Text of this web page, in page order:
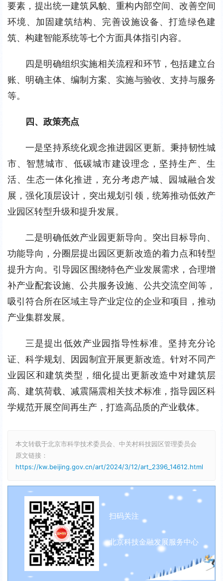
要素，提出统一建筑风貌、重构内部空间、改善空间
环境、加固建筑结构、完善设施设备、打造绿色建
筑、构建智能系统等七个方面具体指引内容。
四是明确组织实施相关流程和环节，包括建立台
账、明确主体、编制方案、实施与验收、支持与服务
等。
四、政策亮点
一是坚持系统化观念推进园区更新。秉持韧性城
市、智慧城市、低碳城市建设理念，坚持生产、生
活、生态一体化推进，充分考虑产城、园城融合发
展，强化顶层设计，突出规划引领，统筹推动低效产
业园区转型升级和提升发展。
二是明确低效产业园更新导向。突出目标导向、
功能导向，分圈层提出园区更新改造的着力点和转型
提升方向。引导园区围绕特色产业发展需求，合理增
补产业配套设施、公共服务设施、公共交流空间等，
吸引符合所在区域主导产业定位的企业和项目，推动
产业集群发展。
三是提出低效产业园指导性标准。坚持充分论
证、科学规划、因园制宜开展更新改造。针对不同产
业园区和建筑类型，细化提出更新改造中对建筑层
高、建筑荷载、减震隔震相关技术标准，指导园区科
学规范开展空间再生产，打造高品质的产业载体。
本文转载于北京市科学技术委员会、中关村科技园区管理委员会
原文链接：
https://kw.beijing.gov.cn/art/2024/3/12/art_2396_14612.html
扫码关注
北京科技金融发展服务中心